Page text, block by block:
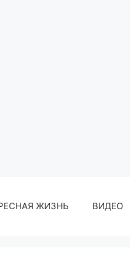
ЖИЗНЬ ВИДЕО